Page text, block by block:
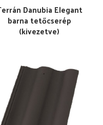
Danubia Elegant
barna tetőcserép
(kivezetve)